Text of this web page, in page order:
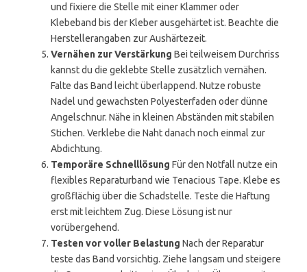
und fixiere die Stelle mit einer Klammer oder
Klebeband bis der Kleber ausgehärtet ist. Beachte die
Herstellerangaben zur Aushärtezeit.
Vernähen zur Verstärkung Bei teilweisem Durchriss
kannst du die geklebte Stelle zusätzlich vernähen.
Falte das Band leicht überlappend. Nutze robuste
Nadel und gewachsten Polyesterfaden oder dünne
Angelschnur. Nähe in kleinen Abständen mit stabilen
Stichen. Verklebe die Naht danach noch einmal zur
Abdichtung.
Temporäre Schnelllösung Für den Notfall nutze ein
flexibles Reparaturband wie Tenacious Tape. Klebe es
großflächig über die Schadstelle. Teste die Haftung
erst mit leichtem Zug. Diese Lösung ist nur
vorübergehend.
Testen vor voller Belastung Nach der Reparatur
teste das Band vorsichtig. Ziehe langsam und steigere